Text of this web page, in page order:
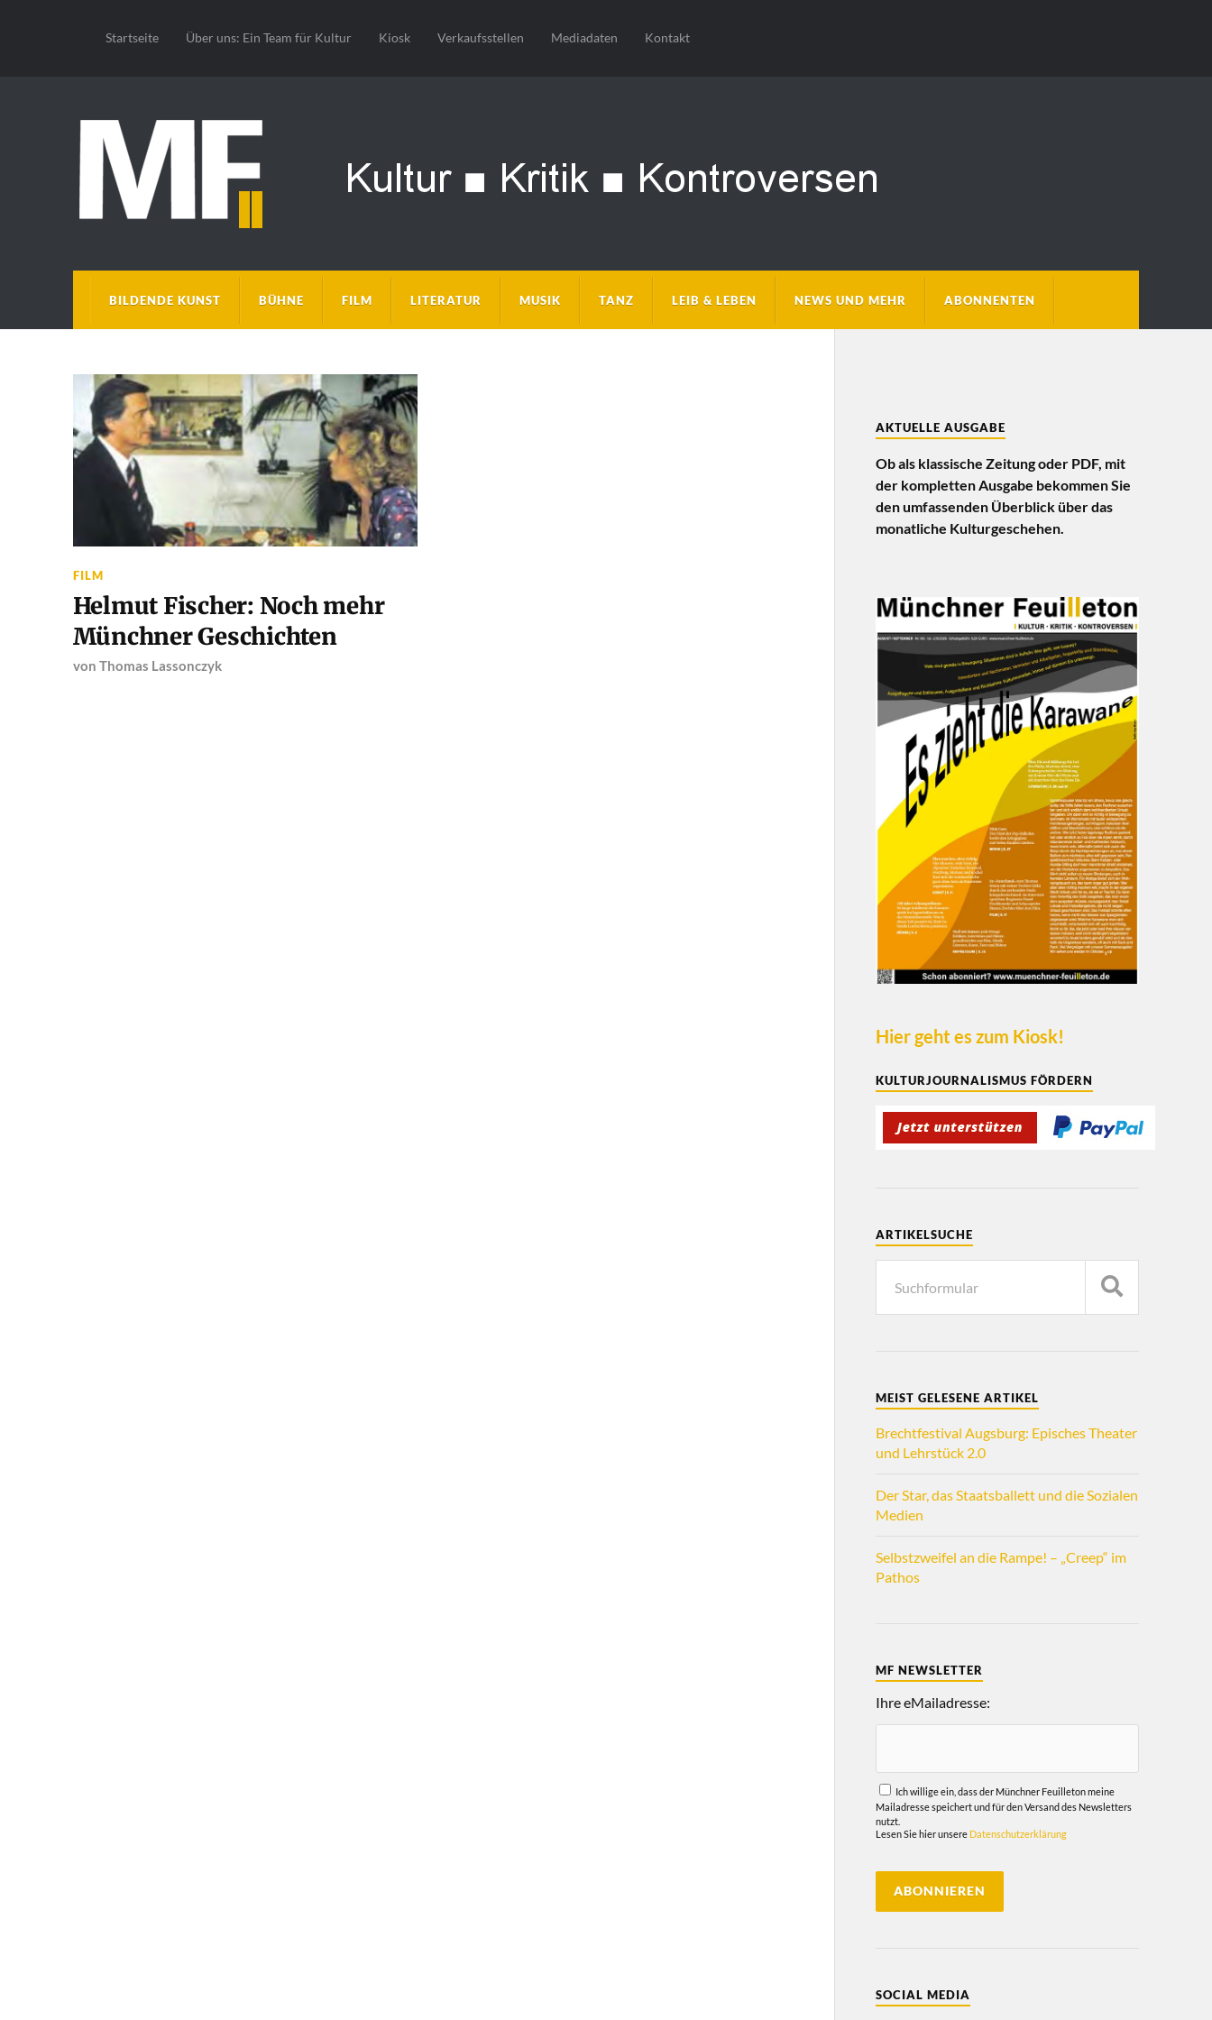
Startseite Über uns: Ein Team für Kultur Kiosk Verkaufsstellen Mediadaten Kontakt
BILDENDE KUNST BÜHNE FILM LITERATUR MUSIK TANZ LEIB & LEBEN NEWS UND MEHR ABONNENTEN
FILM
Helmut Fischer: Noch mehr
Münchner Geschichten
von Thomas Lassonczyk
AKTUELLE AUSGABE
Ob als klassische Zeitung oder PDF, mit
der kompletten Ausgabe bekommen Sie
den umfassenden Überblick über das
monatliche Kulturgeschehen.
Hier geht es zum Kiosk!
KULTURJOURNALISMUS FÖRDERN
ARTIKELSUCHE
MEIST GELESENE ARTIKEL
Brechtfestival Augsburg: Episches Theater
und Lehrstück 2.0
Der Star, das Staatsballett und die Sozialen
Medien
Selbstzweifel an die Rampe! – „Creep“ im
Pathos
MF NEWSLETTER
Ihre eMailadresse:
Ich willige ein, dass der Münchner Feuilleton meine
Mailadresse speichert und für den Versand des Newsletters
nutzt.
Lesen Sie hier unsere Datenschutzerklärung
SOCIAL MEDIA